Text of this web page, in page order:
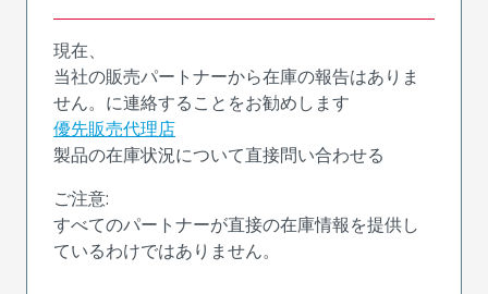
現在、
当社の販売パートナーから在庫の報告はありま
せん。に連絡することをお勧めします
優先販売代理店
製品の在庫状況について直接問い合わせる
ご注意:
すべてのパートナーが直接の在庫情報を提供し
ているわけではありません。